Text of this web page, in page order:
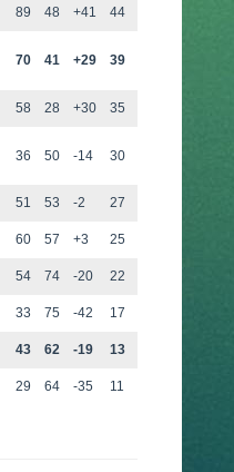
89 48 +41 44
70 41 +29 39
58 28 +30 35
36 50 -14 30
51 53 -2 27
60 57 +3 25
54 74 -20 22
33 75 -42 17
43 62 -19 13
29 64 -35 11